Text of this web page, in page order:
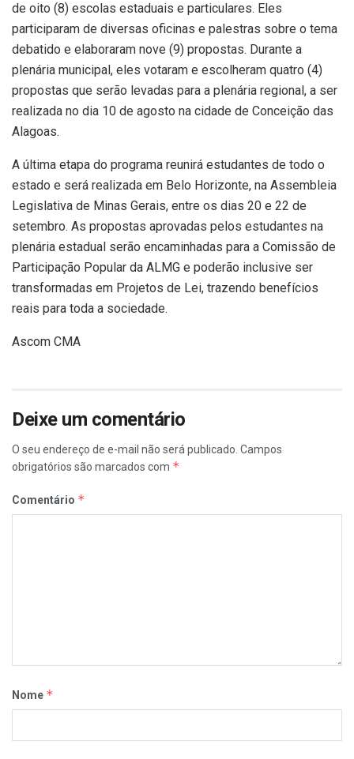
de oito (8) escolas estaduais e particulares. Eles
participaram de diversas oficinas e palestras sobre o tema
debatido e elaboraram nove (9) propostas. Durante a
plenária municipal, eles votaram e escolheram quatro (4)
propostas que serão levadas para a plenária regional, a ser
realizada no dia 10 de agosto na cidade de Conceição das
Alagoas.
A última etapa do programa reunirá estudantes de todo o
estado e será realizada em Belo Horizonte, na Assembleia
Legislativa de Minas Gerais, entre os dias 20 e 22 de
setembro. As propostas aprovadas pelos estudantes na
plenária estadual serão encaminhadas para a Comissão de
Participação Popular da ALMG e poderão inclusive ser
transformadas em Projetos de Lei, trazendo benefícios
reais para toda a sociedade.
Ascom CMA
Deixe um comentário
O seu endereço de e-mail não será publicado. Campos
obrigatórios são marcados com *
Comentário *
Nome *